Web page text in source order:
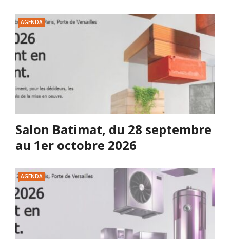
AGENDA
Salon Batimat, du 28 septembre
au 1er octobre 2026
AGENDA